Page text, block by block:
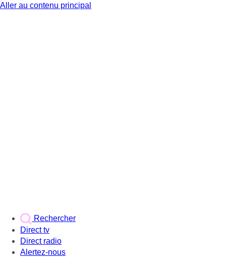
Aller au contenu principal
Rechercher
Direct tv
Direct radio
Alertez-nous